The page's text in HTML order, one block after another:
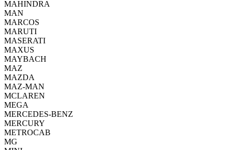
MAHINDRA
MAN
MARCOS
MARUTI
MASERATI
MAXUS
MAYBACH
MAZ
MAZDA
MAZ-MAN
MCLAREN
MEGA
MERCEDES-BENZ
MERCURY
METROCAB
MG